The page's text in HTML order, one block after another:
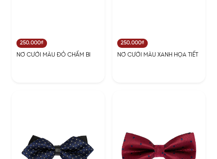
250.000₫
NƠ CƯỚI MÀU ĐỎ CHẤM BI
250.000₫
NƠ CƯỚI MÀU XANH HỌA TIẾT